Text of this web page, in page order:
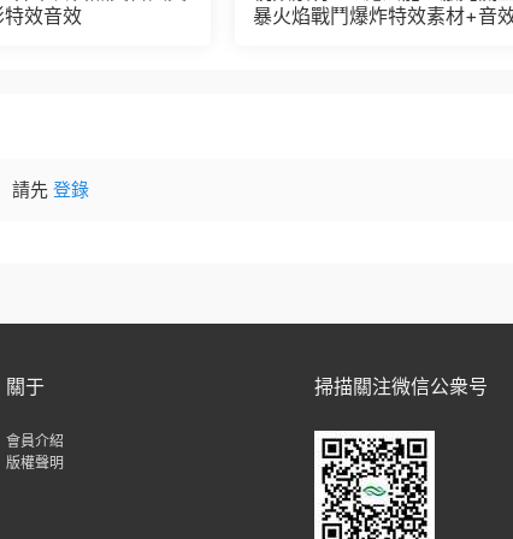
效音效
暴火焰戰鬥爆炸特效素材+音
請先 登錄
關于
會員介紹
版權聲明
掃描關注微信公衆号